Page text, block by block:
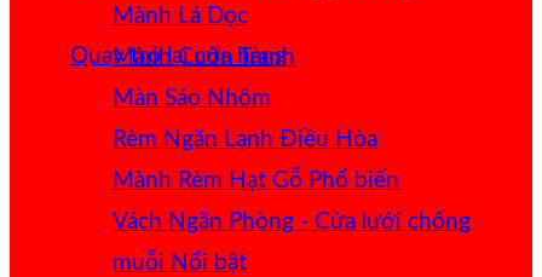
Quay trở lại cửa hàng
Mành Lá Dọc
Mành Cuốn Tranh
Màn Sáo Nhôm
Rèm Ngăn Lạnh Điều Hòa
Mành Rèm Hạt Gỗ
Vách Ngăn Phòng - Cửa lưới chống
muỗi